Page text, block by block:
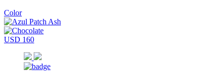
Color
USD 160